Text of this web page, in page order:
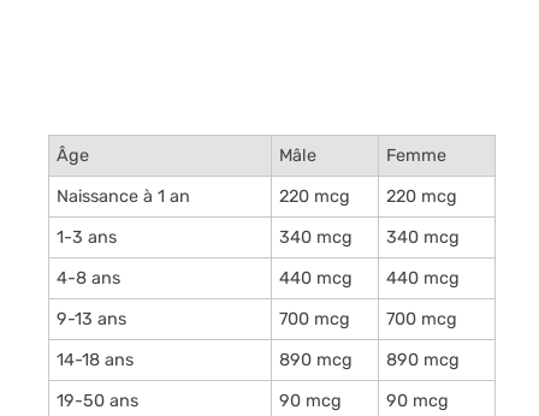
Âge Mâle
Femme
Naissance à 1 an
220 mcg
220 mcg
1-3 ans
340 mcg
340 mcg
4-8 ans
440 mcg
440 mcg
9-13 ans
700 mcg
700 mcg
14-18 ans
890 mcg
890 mcg
19-50 ans
90 mcg
90 mcg